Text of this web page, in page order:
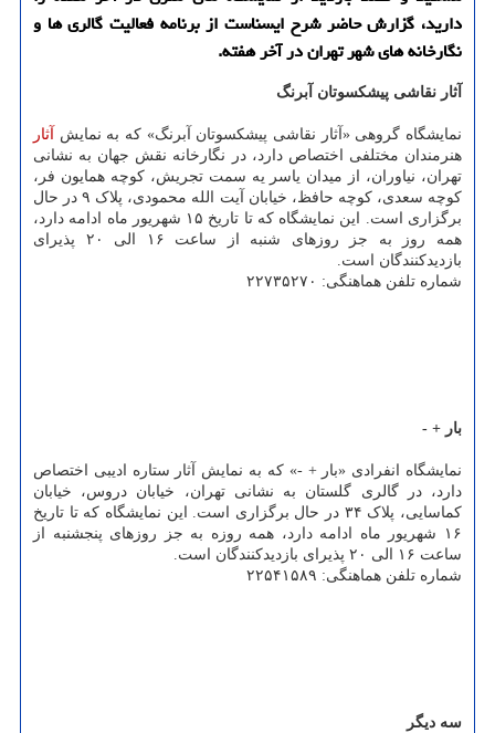
دارید، گزارش حاضر شرح ایسناست از برنامه فعالیت گالری ها و
نگارخانه های شهر تهران در آخر هفته.
آثار نقاشی پیشکسوتان آبرنگ
نمایشگاه گروهی «آثار نقاشی پیشکسوتان آبرنگ» که به نمایش
آثار
هنرمندان مختلفی اختصاص دارد، در نگارخانه نقش جهان به نشانی
تهران، نیاوران، از میدان یاسر یه سمت تجریش، کوچه همایون فر،
کوچه سعدی، کوچه حافظ، خیابان آیت الله محمودی، پلاک ۹ در حال
برگزاری است. این نمایشگاه که تا تاریخ ۱۵ شهریور ماه ادامه دارد،
همه روز به جز روزهای شنبه از ساعت ۱۶ الی ۲۰ پذیرای
بازدیدکنندگان است.
شماره تلفن هماهنگی: ۲۲۷۳۵۲۷۰
بار + -
نمایشگاه انفرادی «بار + -» که به نمایش آثار ستاره ادیبی اختصاص
دارد، در گالری گلستان به نشانی تهران، خیابان دروس، خیابان
کماسایی، پلاک ۳۴ در حال برگزاری است. این نمایشگاه که تا تاریخ
۱۶ شهریور ماه ادامه دارد، همه روزه به جز روزهای پنجشنبه از
ساعت ۱۶ الی ۲۰ پذیرای بازدیدکنندگان است.
شماره تلفن هماهنگی: ۲۲۵۴۱۵۸۹
سه دیگر